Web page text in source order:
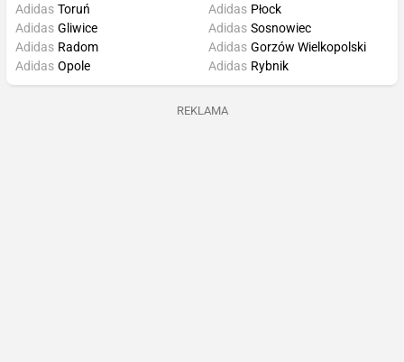
Adidas Toruń
Adidas Gliwice
Adidas Radom
Adidas Opole
Adidas Płock
Adidas Sosnowiec
Adidas Gorzów Wielkopolski
Adidas Rybnik
REKLAMA